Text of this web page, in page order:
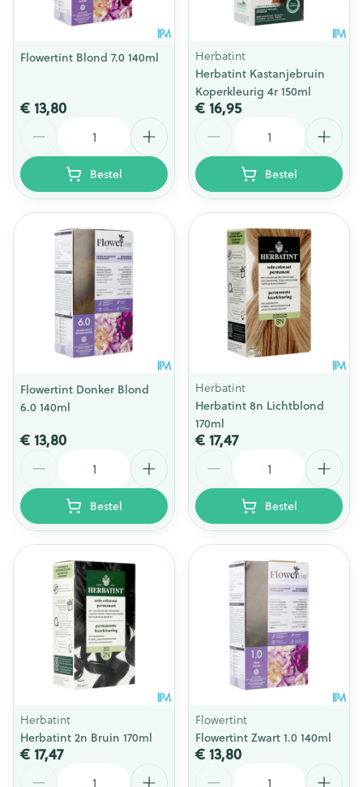
Flowertint Blond 7.0 140ml
€ 13,80
Bestel
Herbatint
Herbatint Kastanjebruin
Koperkleurig 4r 150ml
€ 16,95
Bestel
Flowertint Donker Blond
6.0 140ml
€ 13,80
Bestel
Herbatint
Herbatint 8n Lichtblond
170ml
€ 17,47
Bestel
Herbatint
Herbatint 2n Bruin 170ml
€ 17,47
Flowertint
Flowertint Zwart 1.0 140ml
€ 13,80